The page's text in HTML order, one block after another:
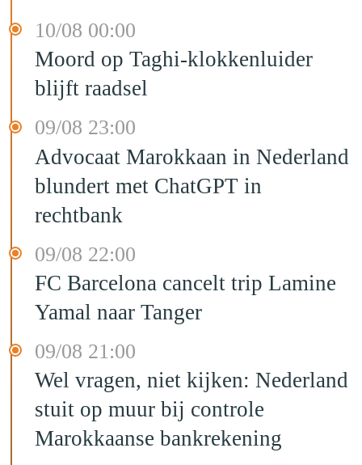
10/08 00:00
Moord op Taghi-klokkenluider
blijft raadsel
09/08 23:00
Advocaat Marokkaan in Nederland
blundert met ChatGPT in
rechtbank
09/08 22:00
FC Barcelona cancelt trip Lamine
Yamal naar Tanger
09/08 21:00
Wel vragen, niet kijken: Nederland
stuit op muur bij controle
Marokkaanse bankrekening